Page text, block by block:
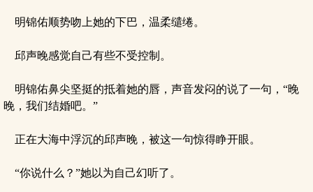
明锦佑顺势吻上她的下巴，温柔缱绻。
邱声晚感觉自己有些不受控制。
明锦佑鼻尖坚挺的抵着她的唇，声音发闷的说了一句，“晚
晚，我们结婚吧。”
正在大海中浮沉的邱声晚，被这一句惊得睁开眼。
“你说什么？”她以为自己幻听了。